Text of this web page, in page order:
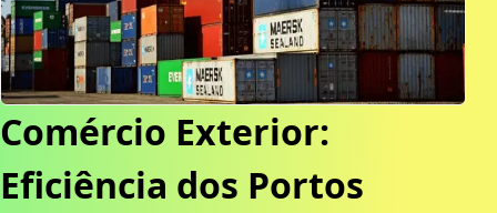
Comércio Exterior:
Eficiência dos Portos